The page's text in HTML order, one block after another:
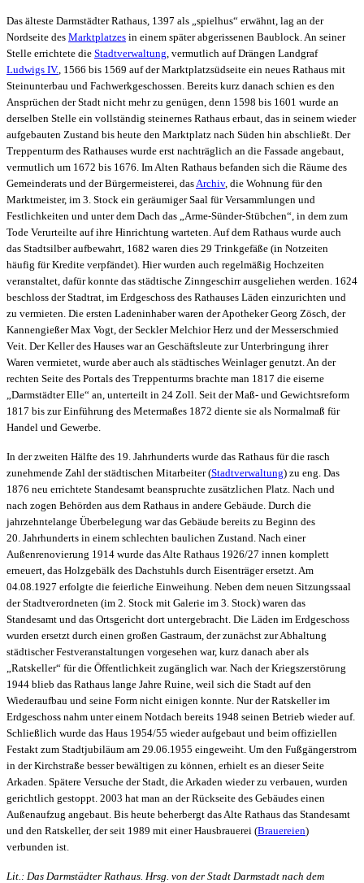
Das älteste Darmstädter Rathaus, 1397 als „spielhus“ erwähnt, lag an der
Nordseite des Marktplatzes in einem später abgerissenen Baublock. An seiner
Stelle errichtete die Stadtverwaltung , vermutlich auf Drängen Landgraf
Ludwigs IV. , 1566 bis 1569 auf der Marktplatzsüdseite ein neues Rathaus mit
Steinunterbau und Fachwerkgeschossen. Bereits kurz danach schien es den
Ansprüchen der Stadt nicht mehr zu genügen, denn 1598 bis 1601 wurde an
derselben Stelle ein vollständig steinernes Rathaus erbaut, das in seinem wieder
aufgebauten Zustand bis heute den Marktplatz nach Süden hin abschließt. Der
Treppenturm des Rathauses wurde erst nachträglich an die Fassade angebaut,
vermutlich um 1672 bis 1676. Im Alten Rathaus befanden sich die Räume des
Gemeinderats und der Bürgermeisterei, das Archiv, die Wohnung für den
Marktmeister, im 3. Stock ein geräumiger Saal für Versammlungen und
Festlichkeiten und unter dem Dach das „Arme-Sünder-Stübchen“, in dem zum
Tode Verurteilte auf ihre Hinrichtung warteten. Auf dem Rathaus wurde auch
das Stadtsilber aufbewahrt, 1682 waren dies 29 Trinkgefäße (in Notzeiten
häufig für Kredite verpfändet). Hier wurden auch regelmäßig Hochzeiten
veranstaltet, dafür konnte das städtische Zinngeschirr ausgeliehen werden. 1624
beschloss der Stadtrat, im Erdgeschoss des Rathauses Läden einzurichten und
zu vermieten. Die ersten Ladeninhaber waren der Apotheker Georg Zösch, der
Kannengießer Max Vogt, der Seckler Melchior Herz und der Messerschmied
Veit. Der Keller des Hauses war an Geschäftsleute zur Unterbringung ihrer
Waren vermietet, wurde aber auch als städtisches Weinlager genutzt. An der
rechten Seite des Portals des Treppenturms brachte man 1817 die eiserne
„Darmstädter Elle“ an, unterteilt in 24 Zoll. Seit der Maß- und Gewichtsreform
1817 bis zur Einführung des Metermaßes 1872 diente sie als Normalmaß für
Handel und Gewerbe.
In der zweiten Hälfte des 19. Jahrhunderts wurde das Rathaus für die rasch
zunehmende Zahl der städtischen Mitarbeiter (Stadtverwaltung) zu eng. Das
1876 neu errichtete Standesamt beanspruchte zusätzlichen Platz. Nach und
nach zogen Behörden aus dem Rathaus in andere Gebäude. Durch die
jahrzehntelange Überbelegung war das Gebäude bereits zu Beginn des
20. Jahrhunderts in einem schlechten baulichen Zustand. Nach einer
Außenrenovierung 1914 wurde das Alte Rathaus 1926/27 innen komplett
erneuert, das Holzgebälk des Dachstuhls durch Eisenträger ersetzt. Am
04.08.1927 erfolgte die feierliche Einweihung. Neben dem neuen Sitzungssaal
der Stadtverordneten (im 2. Stock mit Galerie im 3. Stock) waren das
Standesamt und das Ortsgericht dort untergebracht. Die Läden im Erdgeschoss
wurden ersetzt durch einen großen Gastraum, der zunächst zur Abhaltung
städtischer Festveranstaltungen vorgesehen war, kurz danach aber als
„Ratskeller“ für die Öffentlichkeit zugänglich war. Nach der Kriegszerstörung
1944 blieb das Rathaus lange Jahre Ruine, weil sich die Stadt auf den
Wiederaufbau und seine Form nicht einigen konnte. Nur der Ratskeller im
Erdgeschoss nahm unter einem Notdach bereits 1948 seinen Betrieb wieder auf.
Schließlich wurde das Haus 1954/55 wieder aufgebaut und beim offiziellen
Festakt zum Stadtjubiläum am 29.06.1955 eingeweiht. Um den Fußgängerstrom
in der Kirchstraße besser bewältigen zu können, erhielt es an dieser Seite
Arkaden. Spätere Versuche der Stadt, die Arkaden wieder zu verbauen, wurden
gerichtlich gestoppt. 2003 hat man an der Rückseite des Gebäudes einen
Außenaufzug angebaut. Bis heute beherbergt das Alte Rathaus das Standesamt
und den Ratskeller, der seit 1989 mit einer Hausbrauerei (Brauereien)
verbunden ist.
Lit.: Das Darmstädter Rathaus. Hrsg. von der Stadt Darmstadt nach dem